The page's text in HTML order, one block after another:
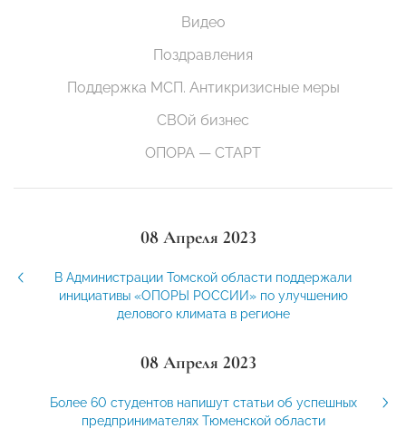
Видео
Поздравления
Поддержка МСП. Антикризисные меры
СВОй бизнес
ОПОРА — СТАРТ
08 Апреля 2023
В Администрации Томской области поддержали
инициативы «ОПОРЫ РОССИИ» по улучшению
делового климата в регионе
08 Апреля 2023
Более 60 студентов напишут статьи об успешных
предпринимателях Тюменской области